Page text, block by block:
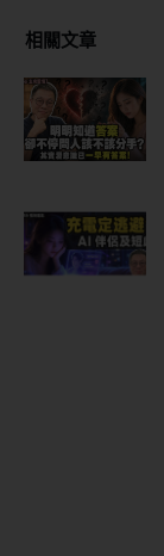
相關文章